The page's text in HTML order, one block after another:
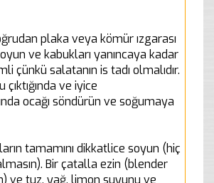
plaka veya kömür ızgarası
ve kabukları yanıncaya kadar
çünkü salatanın is tadı olmalıdır.
çıktığında ve iyice
ocağı söndürün ve soğumaya
tamamını dikkatlice soyun (hiç
Bir çatalla ezin (blender
ve tuz, yağ, limon suyunu ve